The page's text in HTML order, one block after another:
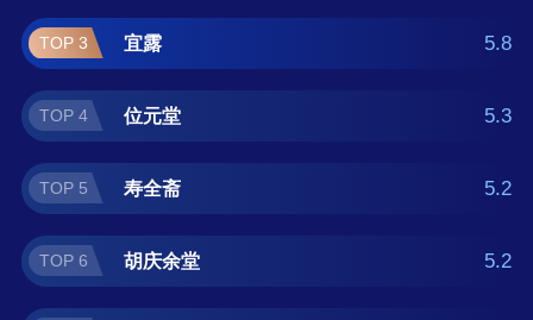
牌榜单可供您作为选购参考，我们致力于用最
真实的用户数据推荐口碑最好的滋补膏品牌，
让您选得放心。(榜单每月更新一次)
TOP 3 宜露 5.8
TOP 4 位元堂 5.3
TOP 5 寿全斋 5.2
TOP 6 胡庆余堂 5.2